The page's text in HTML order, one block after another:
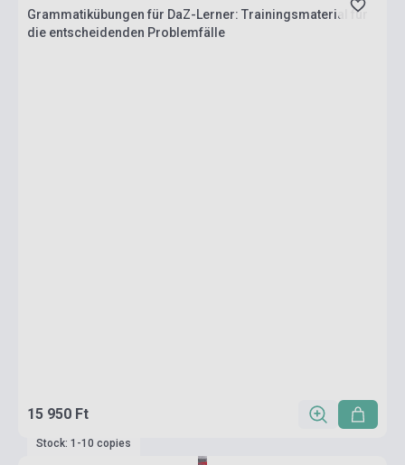
Grammatikübungen für DaZ-Lerner: Trainingsmaterial für
die entscheidenden Problemfälle
15 950 Ft
Stock: 1-10 copies